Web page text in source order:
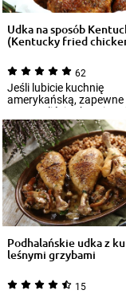
Udka na sposób
(Kentucky fried
62
Jeśli lubicie kuchnię
amerykańską, zapewne
testowaliście chrupiące
Kurczak Kentu...
Podhalańskie udka z
leśnymi grzybami
15